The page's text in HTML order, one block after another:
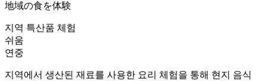
地域の食を体験
지역 특산품 체험
쉬움
연중
지역에서 생산된 재료를 사용한 요리 체험을 통해 현지 음식